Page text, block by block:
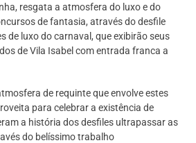
resgata a atmosfera do luxo e do
de fantasia, através do desfile
de luxo do carnaval, que exibirão seus
de Vila Isabel com entrada franca a
de requinte que envolve estes
para celebrar a existência de
a história dos desfiles ultrapassar as
do belíssimo trabalho